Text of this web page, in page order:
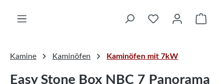
Kamine Kaminöfen Kaminöfen mit 7kW
Easy Stone Box NBC 7 Panorama